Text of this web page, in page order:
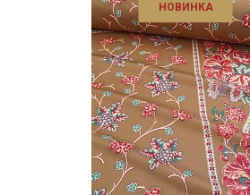
НОВИНКА